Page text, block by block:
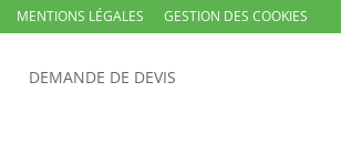
MENTIONS LÉGALES GESTION DES COOKIES
DEMANDE DE DEVIS